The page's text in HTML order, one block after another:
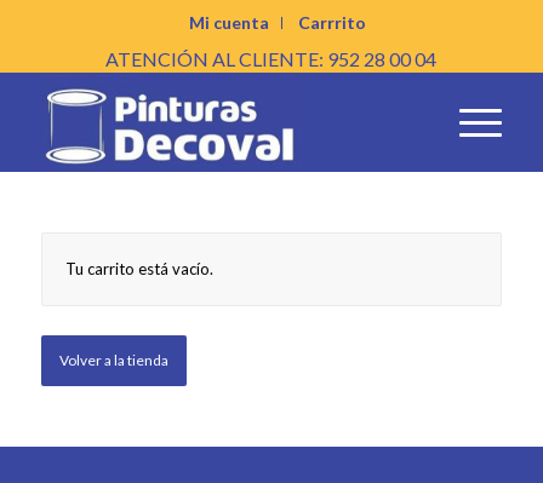
Mi cuenta Carrrito
ATENCIÓN AL CLIENTE: 952 28 00 04
Tu carrito está vacío.
Volver a la tienda